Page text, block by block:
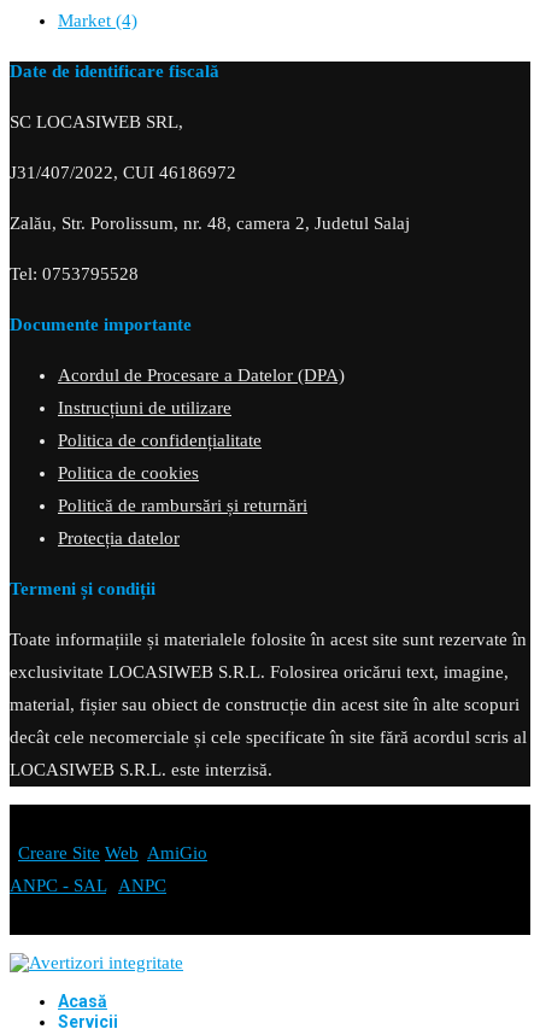
Market (4)
Date de identificare fiscală
SC LOCASIWEB SRL,
J31/407/2022, CUI 46186972
Zalău, Str. Porolissum, nr. 48, camera 2, Judetul Salaj
Tel: 0753795528
Documente importante
Acordul de Procesare a Datelor (DPA)
Instrucțiuni de utilizare
Politica de confidențialitate
Politica de cookies
Politică de rambursări și returnări
Protecția datelor
Termeni și condiții
Toate informațiile și materialele folosite în acest site sunt rezervate în
exclusivitate LOCASIWEB S.R.L. Folosirea oricărui text, imagine,
material, fișier sau obiect de construcție din acest site în alte scopuri
decât cele necomerciale și cele specificate în site fără acordul scris al
LOCASIWEB S.R.L. este interzisă.
Creare Site Web AmiGio
ANPC - SAL| ANPC
Acasă
Servicii